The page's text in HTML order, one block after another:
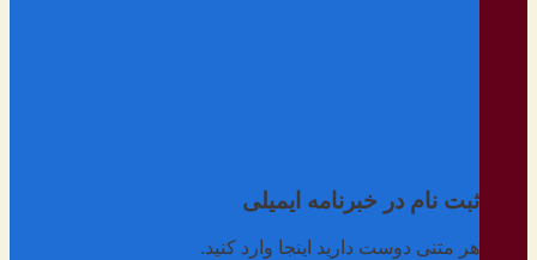
ثبت نام در خبرنامه ایمیلی
هر متنی دوست دارید اینجا وارد کنید.